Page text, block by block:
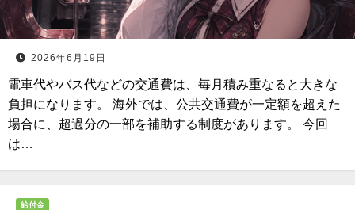
2026年6月19日
電車代やバス代などの交通費は、毎月積み重なると大きな
負担になります。 海外では、公共交通費が一定額を超えた
場合に、超過分の一部を補助する制度があります。 今回
は…
給付金